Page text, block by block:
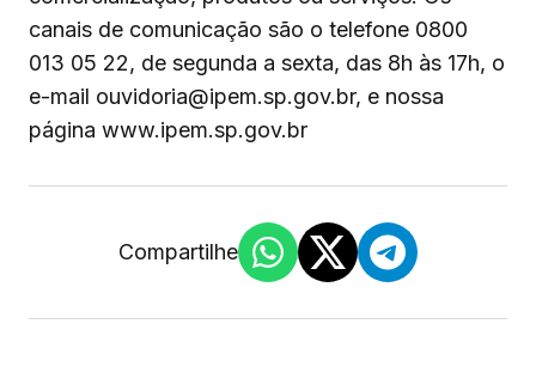
canais de comunicação são o telefone 0800
013 05 22, de segunda a sexta, das 8h às 17h, o
e-mail ouvidoria@ipem.sp.gov.br, e nossa
página www.ipem.sp.gov.br
Compartilhe